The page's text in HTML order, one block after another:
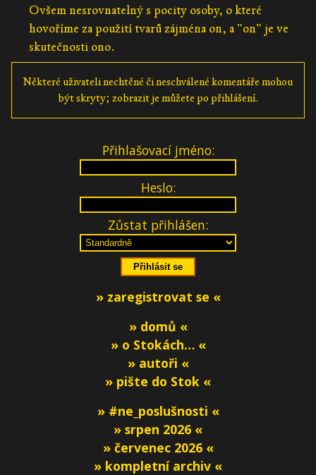
Ovšem nesrovnatelný s pocity osoby, o které
hovoříme za použití tvarů zájména on, a "on" je ve
skutečnosti ono.
Některé uživateli nechtěné či neschválené komentáře mohou
být skryty; zobrazit je můžete po přihlášení.
Přihlašovací jméno:
Heslo:
Zůstat přihlášen:
» zaregistrovat se «
» domů «
» o Stokách… «
» autoři «
» pište do Stok «
» #ne_poslušnosti «
» srpen 2026 «
» červenec 2026 «
» kompletní archiv «